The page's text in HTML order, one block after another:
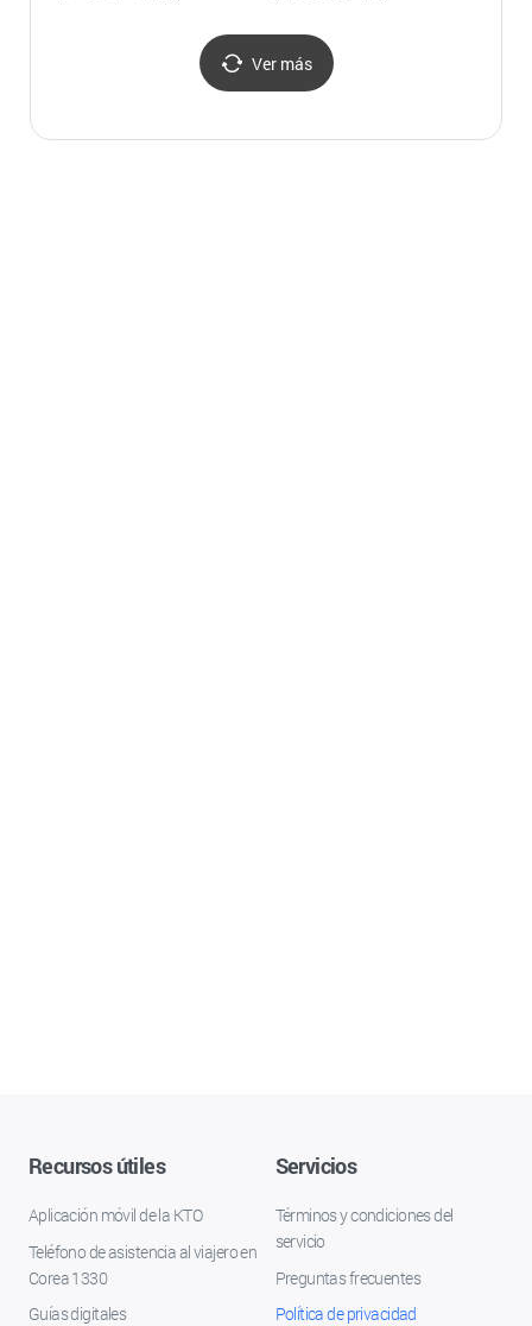
Ver más
Recursos útiles
Aplicación móvil de la KTO
Teléfono de asistencia al viajero en
Corea 1330
Guías digitales
Servicios
Términos y condiciones del
servicio
Preguntas frecuentes
Política de privacidad